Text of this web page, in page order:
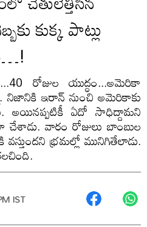
కుక్క పాట్లు
రోజుల యుద్ధం...అమెరికా
నిజానికి ఇరాన్‌ నుంచి అమెరికాకు
అయినప్పటికీ ఏదో సాధిద్దామని
చేశాడు. వారం రోజులు బాంబుల
భ్రమల్లో మునిగితేలాడు.
IST